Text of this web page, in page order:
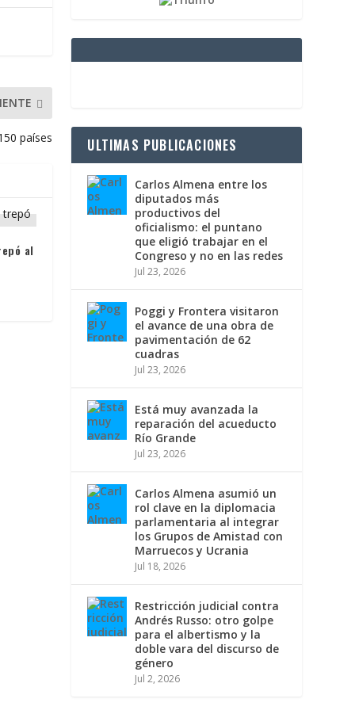
países
al
ULTIMAS PUBLICACIONES
Carlos Almena entre los
diputados más
productivos del
oficialismo: el puntano
que eligió trabajar en el
Congreso y no en las redes
Jul 23, 2026
Poggi y Frontera visitaron
el avance de una obra de
pavimentación de 62
cuadras
Jul 23, 2026
Está muy avanzada la
reparación del acueducto
Río Grande
Jul 23, 2026
Carlos Almena asumió un
rol clave en la diplomacia
parlamentaria al integrar
los Grupos de Amistad con
Marruecos y Ucrania
Jul 18, 2026
Restricción judicial contra
Andrés Russo: otro golpe
para el albertismo y la
doble vara del discurso de
género
Jul 2, 2026